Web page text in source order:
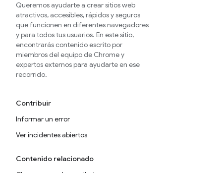
Queremos ayudarte a crear sitios web
atractivos, accesibles, rápidos y seguros
que funcionen en diferentes navegadores
y para todos tus usuarios. En este sitio,
encontrarás contenido escrito por
miembros del equipo de Chrome y
expertos externos para ayudarte en ese
recorrido.
Contribuir
Informar un error
Ver incidentes abiertos
Contenido relacionado